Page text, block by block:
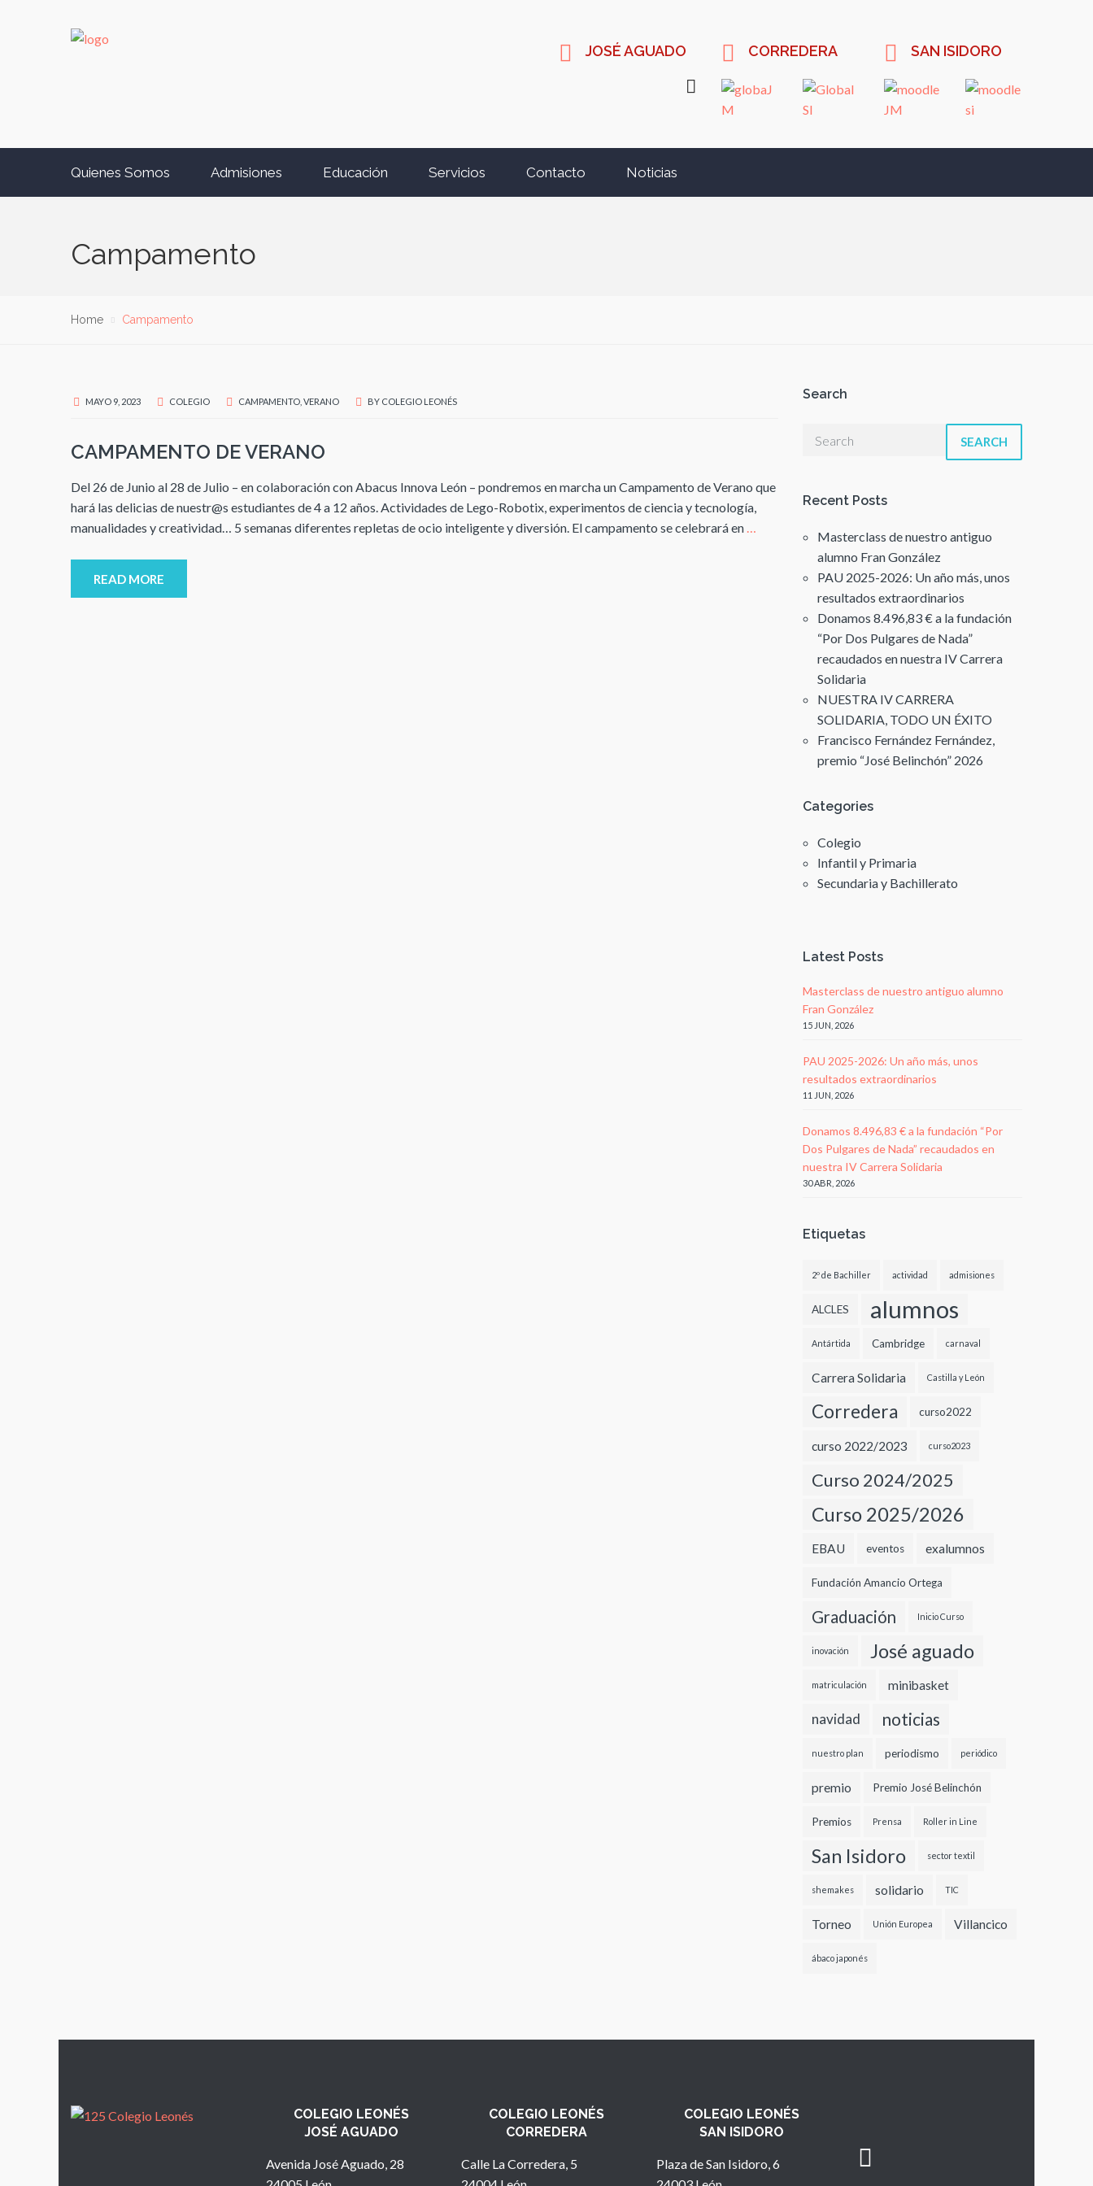
JOSÉ AGUADO CORREDERA SAN ISIDORO
Quienes Somos Admisiones Educación Servicios Contacto Noticias
Campamento
Home Campamento
MAYO 9, 2023 COLEGIO CAMPAMENTO VERANO BY COLEGIO LEONÉS
CAMPAMENTO DE VERANO
Del 26 de Junio al 28 de Julio – en colaboración con Abacus Innova León – pondremos en marcha un Campamento de Verano que
hará las delicias de nuestr@s estudiantes de 4 a 12 años. Actividades de Lego-Robotix, experimentos de ciencia y tecnología,
manualidades y creatividad… 5 semanas diferentes repletas de ocio inteligente y diversión. El campamento se celebrará en …
READ MORE
Search
SEARCH
Recent Posts
Masterclass de nuestro antiguo
alumno Fran González
PAU 2025-2026: Un año más, unos
resultados extraordinarios
Donamos 8.496,83 € a la fundación
“Por Dos Pulgares de Nada”
recaudados en nuestra IV Carrera
Solidaria
NUESTRA IV CARRERA
SOLIDARIA, TODO UN ÉXITO
Francisco Fernández Fernández,
premio “José Belinchón” 2026
Categories
Colegio
Infantil y Primaria
Secundaria y Bachillerato
Latest Posts
Masterclass de nuestro antiguo alumno
Fran González
15 JUN, 2026
PAU 2025-2026: Un año más, unos
resultados extraordinarios
11 JUN, 2026
Donamos 8.496,83 € a la fundación “Por
Dos Pulgares de Nada” recaudados en
nuestra IV Carrera Solidaria
30 ABR, 2026
Etiquetas
2º de Bachiller actividad admisiones
ALCLES alumnos
Antártida Cambridge carnaval
Carrera Solidaria Castilla y León
Corredera curso2022
curso 2022/2023 curso2023
Curso 2024/2025
Curso 2025/2026
EBAU eventos exalumnos
Fundación Amancio Ortega
Graduación Inicio Curso
inovación José aguado
matriculación minibasket
navidad noticias
nuestro plan periodismo periódico
premio Premio José Belinchón
Premios Prensa Roller in Line
San Isidoro sector textil
shemakes solidario TIC
Torneo Unión Europea Villancico
ábaco japonés
COLEGIO LEONÉS
JOSÉ AGUADO
Avenida José Aguado, 28
COLEGIO LEONÉS
CORREDERA
Calle La Corredera, 5
COLEGIO LEONÉS
SAN ISIDORO
Plaza de San Isidoro, 6